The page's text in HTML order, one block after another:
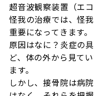
超音波観察装置（エ
怪我の治療では、怪
重要になってきます。
原因はなに？炎症の
ど、体の外から見て
ます。
しかし、接骨院は病